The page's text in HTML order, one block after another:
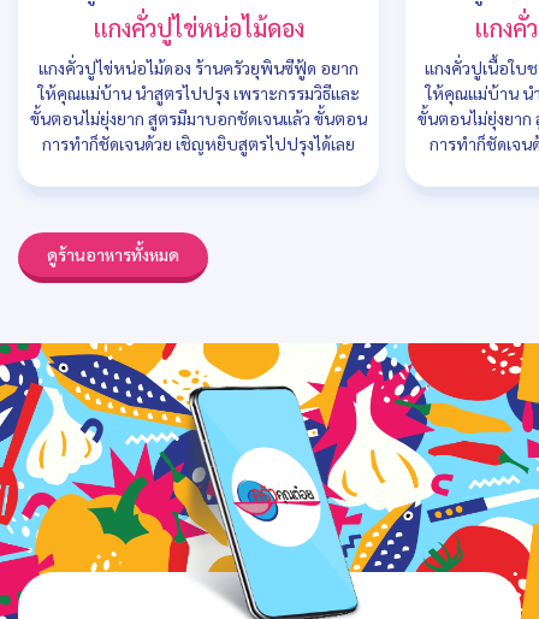
แกงคั่วปูไข่หน่อไม้ดอง
แกงคั่วปูไข่หน่อไม้ดอง ร้านครัวยุพินซีฟู้ด อยาก
ให้คุณแม่บ้าน นำสูตรไปปรุง เพราะกรรมวิธีและ
ขั้นตอนไม่ยุ่งยาก สูตรมีมาบอกชัดเจนแล้ว ขั้นตอน
การทำก็ชัดเจนด้วย เชิญหยิบสูตรไปปรุงได้เลย
แกงคั่
แกงคั่วปูเนื้อใบ
ให้คุณแม่บ้าน น
ขั้นตอนไม่ยุ่งยาก
การทำก็ชัดเจน
ดูร้านอาหารทั้งหมด